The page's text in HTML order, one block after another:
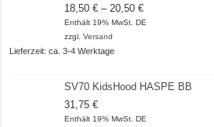
18,50€ – 20,50€Preisspanne:
18,50 €
Enthält 19% MwSt. DE
zzgl.Versand
Lieferzeit: ca. 3-4 Werktage
SV70 KidsHood HASPE BB
31,75€
Enthält 19% MwSt. DE